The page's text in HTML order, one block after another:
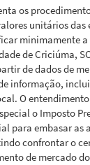
os
unitários das
minimamente
de Criciúma,
de dados de
informação,
O
o Imposto
para embasar as
confrontar o
de mercado